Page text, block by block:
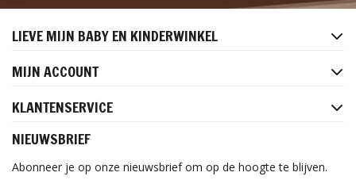
LIEVE MIJN BABY EN KINDERWINKEL
MIJN ACCOUNT
KLANTENSERVICE
NIEUWSBRIEF
Abonneer je op onze nieuwsbrief om op de hoogte te blijven.